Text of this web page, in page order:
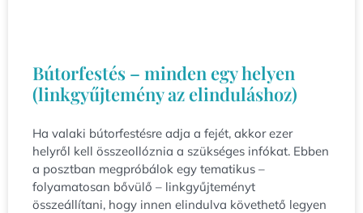
Bútorfestés – minden egy helyen
(linkgyűjtemény az elinduláshoz)
Ha valaki bútorfestésre adja a fejét, akkor ezer
helyről kell összeollóznia a szükséges infókat. Ebben
a posztban megpróbálok egy tematikus –
folyamatosan bővülő – linkgyűjteményt
összeállítani, hogy innen elindulva követhető legyen